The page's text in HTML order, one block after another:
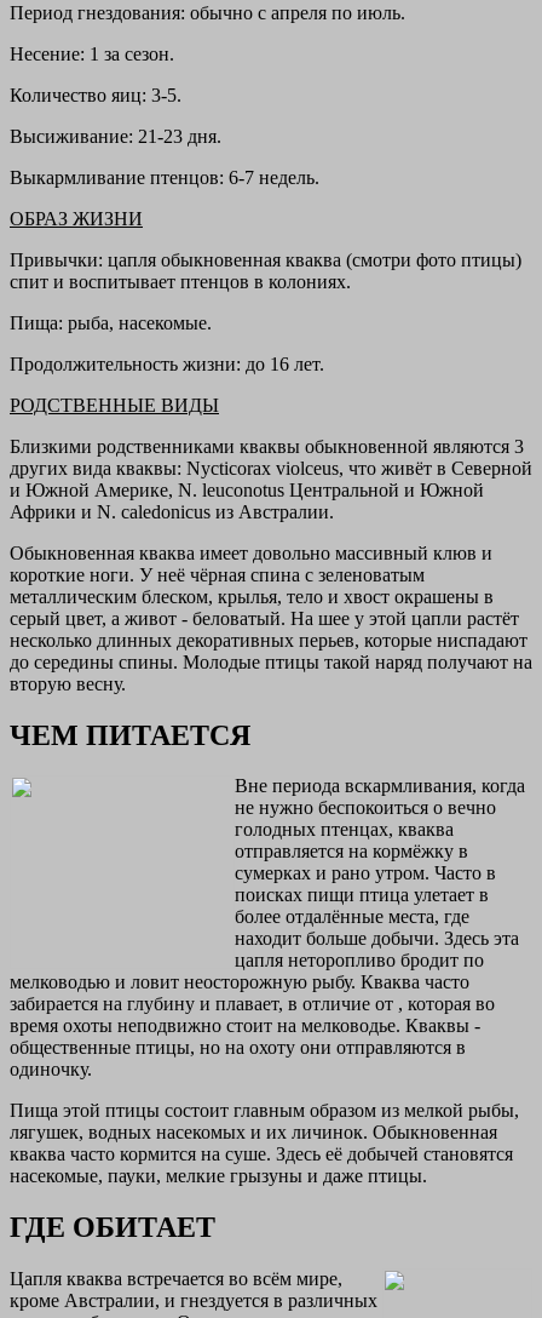
Период гнездования: обычно с апреля по июль.
Несение: 1 за сезон.
Количество яиц: 3-5.
Высиживание: 21-23 дня.
Выкармливание птенцов: 6-7 недель.
ОБРАЗ ЖИЗНИ
Привычки: цапля обыкновенная кваква (смотри фото птицы)
спит и воспитывает птенцов в колониях.
Пища: рыба, насекомые.
Продолжительность жизни: до 16 лет.
РОДСТВЕННЫЕ ВИДЫ
Близкими родственниками кваквы обыкновенной являются 3
других вида кваквы: Nycticorax violceus, что живёт в Северной
и Южной Америке, N. leuconotus Центральной и Южной
Африки и N. caledonicus из Австралии.
Обыкновенная кваква имеет довольно массивный клюв и
короткие ноги. У неё чёрная спина с зеленоватым
металлическим блеском, крылья, тело и хвост окрашены в
серый цвет, а живот - беловатый. На шее у этой цапли растёт
несколько длинных декоративных перьев, которые ниспадают
до середины спины. Молодые птицы такой наряд получают на
вторую весну.
ЧЕМ ПИТАЕТСЯ
Вне периода вскармливания, когда
не нужно беспокоиться о вечно
голодных птенцах, кваква
отправляется на кормёжку в
сумерках и рано утром. Часто в
поисках пищи птица улетает в
более отдалённые места, где
находит больше добычи. Здесь эта
цапля неторопливо бродит по
мелководью и ловит неосторожную рыбу. Кваква часто
забирается на глубину и плавает, в отличие от , которая во
время охоты неподвижно стоит на мелководье. Кваквы -
общественные птицы, но на охоту они отправляются в
одиночку.
Пища этой птицы состоит главным образом из мелкой рыбы,
лягушек, водных насекомых и их личинок. Обыкновенная
кваква часто кормится на суше. Здесь её добычей становятся
насекомые, пауки, мелкие грызуны и даже птицы.
ГДЕ ОБИТАЕТ
Цапля кваква встречается во всём мире,
кроме Австралии, и гнездуется в различных